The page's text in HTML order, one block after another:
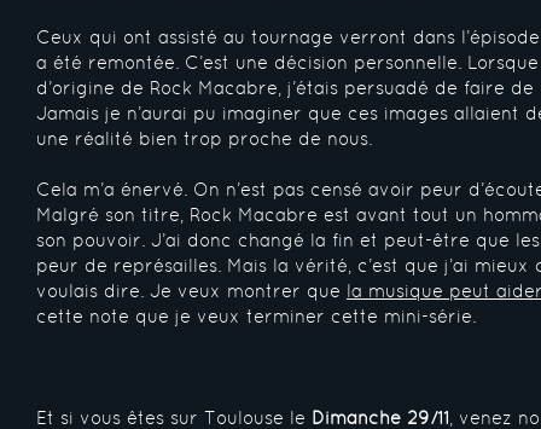
Ceux qui ont assisté au tournage verront dans
a été remontée. C’est une décision personnelle.
d’origine de Rock Macabre, j’étais persuadé de faire
Jamais je n’aurai pu imaginer que ces images allaient
une réalité bien trop proche de nous.
Cela m’a énervé. On n’est pas censé avoir peur
Malgré son titre, Rock Macabre est avant tout un
son pouvoir. J’ai donc changé la fin et peut-être que
peur de représailles. Mais la vérité, c’est que j’ai
voulais dire. Je veux montrer que la musique peut
cette note que je veux terminer cette mini-série.
Et si vous êtes sur Toulouse le Dimanche 29/11 , venez